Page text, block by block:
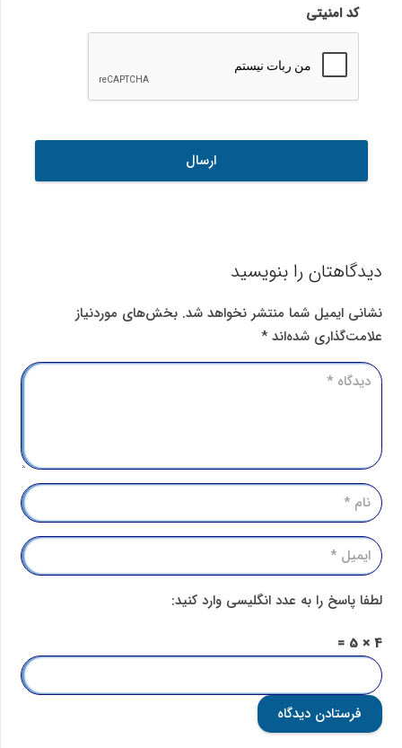
file
types:
gif,
pdf,
jpg,
mp3,
mpeg.
کد امنیتی
دیدگاهتان را بنویسید
نشانی ایمیل شما منتشر نخواهد شد. بخش‌های موردنیاز
علامت‌گذاری شده‌اند*
لطفا پاسخ را به عدد انگلیسی وارد کنید:
4 × 5 =
فرستادن دیدگاه